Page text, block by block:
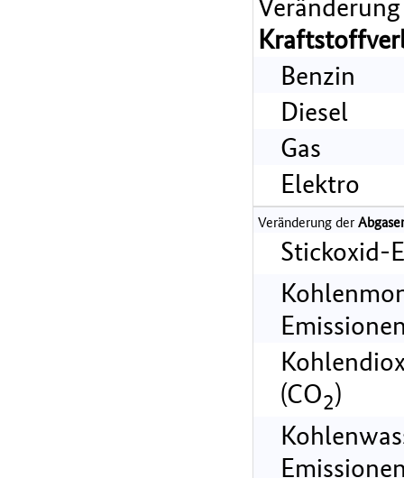
Benzin
Diesel
Gas
Elektro
Veränderung der
Stickoxid-
(CO2)